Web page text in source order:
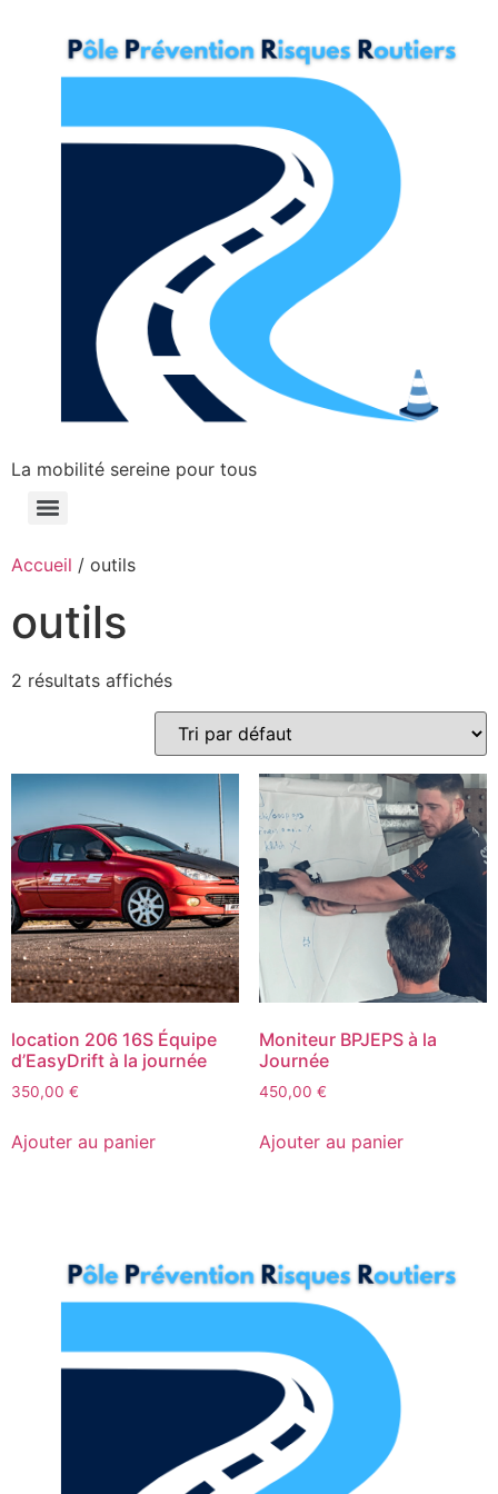
La mobilité sereine pour tous
Accueil / outils
outils
2 résultats affichés
location 206 16S Équipe
d’EasyDrift à la journée
350,00 €
Ajouter au panier
Moniteur BPJEPS à la
Journée
450,00 €
Ajouter au panier